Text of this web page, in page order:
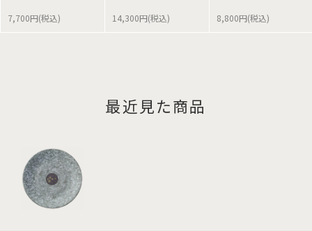
7,700円(税込) 14,300円(税込) 8,800円(税込)
最近見た商品